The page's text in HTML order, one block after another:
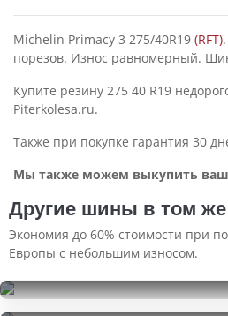
Michelin Primacy 3 275/40R19 (RFT)
порезов. Износ равномерный.
Купите резину 275 40 R19
Piterkolesa.ru.
Также при покупке гарантия 30
Мы также можем выкупить
Другие шины в том же
Экономия до 60% стоимости при
Европы с небольшим износом.